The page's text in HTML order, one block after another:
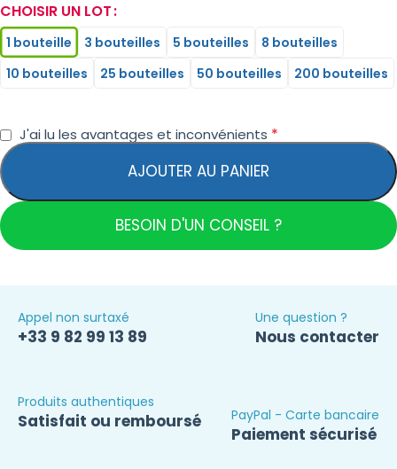
CHOISIR UN LOT
1 bouteille 3 bouteilles 5 bouteilles
8 bouteilles
10 bouteilles
25 bouteilles 50 bouteilles 200 bouteilles
J'ai lu les avantages et inconvénients *
AJOUTER AU PANIER
BESOIN D'UN CONSEIL ?
Appel non surtaxé
+33 9 82 99 13 89
Une question ?
Nous contacter
Produits authentiques
Satisfait ou remboursé PayPal - Carte bancaire
Paiement sécurisé